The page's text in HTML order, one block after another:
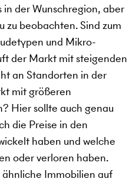
der Wunschregion, aber
zu beobachten. Sind zum
und Mikro-
der Markt mit steigenden
an Standorten in der
mit größeren
Hier sollte auch genau
die Preise in den
haben und welche
oder verloren haben.
Immobilien auf